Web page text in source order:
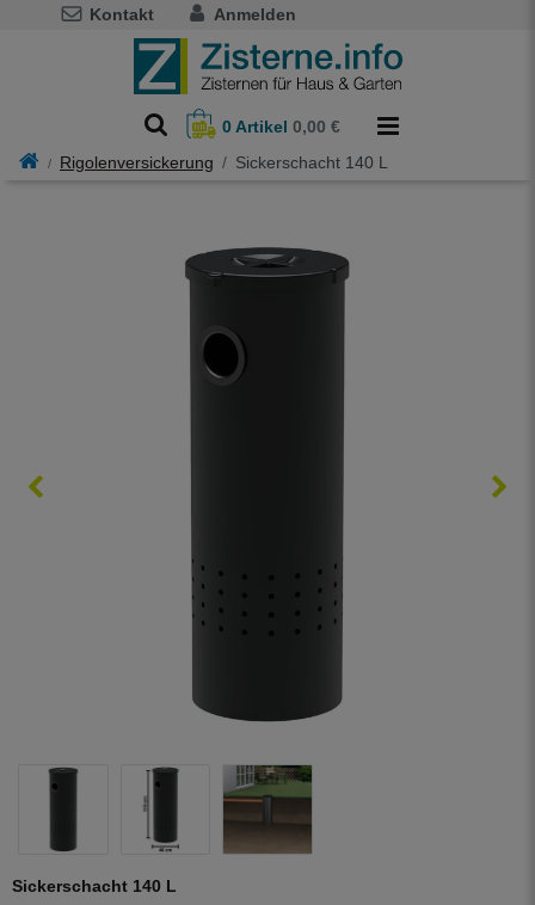
Kontakt Anmelden
0Artikel 0,00 €
Rigolenversickerung
Sickerschacht 140 L
Sickerschacht 140 L